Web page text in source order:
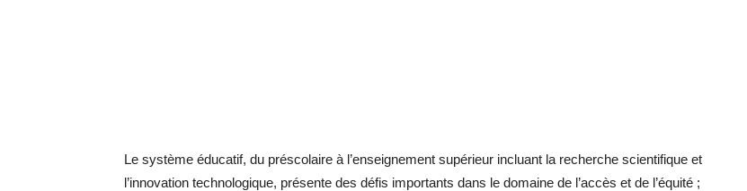
Le système éducatif, du préscolaire à l’enseignement supérieur incluant la recherche scientifique et
l’innovation technologique, présente des défis importants dans le domaine de l’accès et de l’équité ;